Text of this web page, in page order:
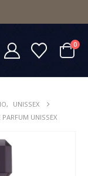
0
,
UNISSEX
UNISSEX